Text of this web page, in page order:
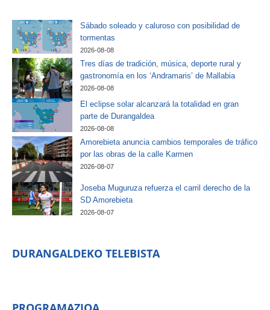
Sábado soleado y caluroso con posibilidad de
tormentas
2026-08-08
Tres días de tradición, música, deporte rural y
gastronomía en los ‘Andramaris’ de Mallabia
2026-08-08
El eclipse solar alcanzará la totalidad en gran
parte de Durangaldea
2026-08-08
Amorebieta anuncia cambios temporales de tráfico
por las obras de la calle Karmen
2026-08-07
Joseba Muguruza refuerza el carril derecho de la
SD Amorebieta
2026-08-07
DURANGALDEKO TELEBISTA